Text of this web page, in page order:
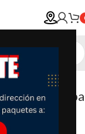
con bomba
jumbo, 4
4 bolsas